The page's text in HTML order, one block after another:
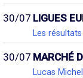
30/07 LIGUES
Les
30/07 MARCHÉ
Lucas